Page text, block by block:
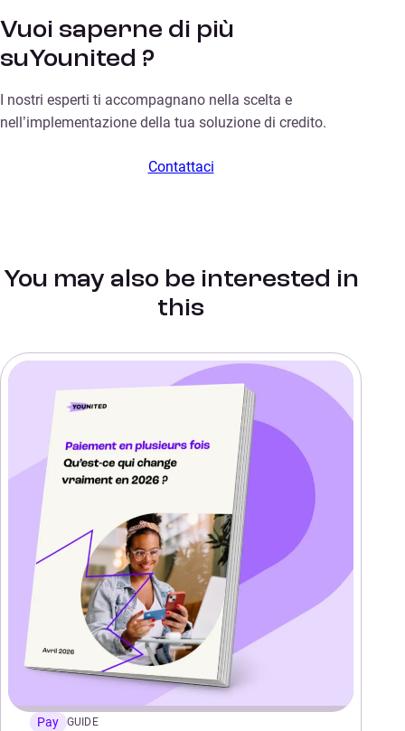
Vuoi saperne di più
suYounited ?
I nostri esperti ti accompagnano nella scelta e
nell’implementazione della tua soluzione di credito.
Contattaci
You may also be interested in
this
Pay GUIDE